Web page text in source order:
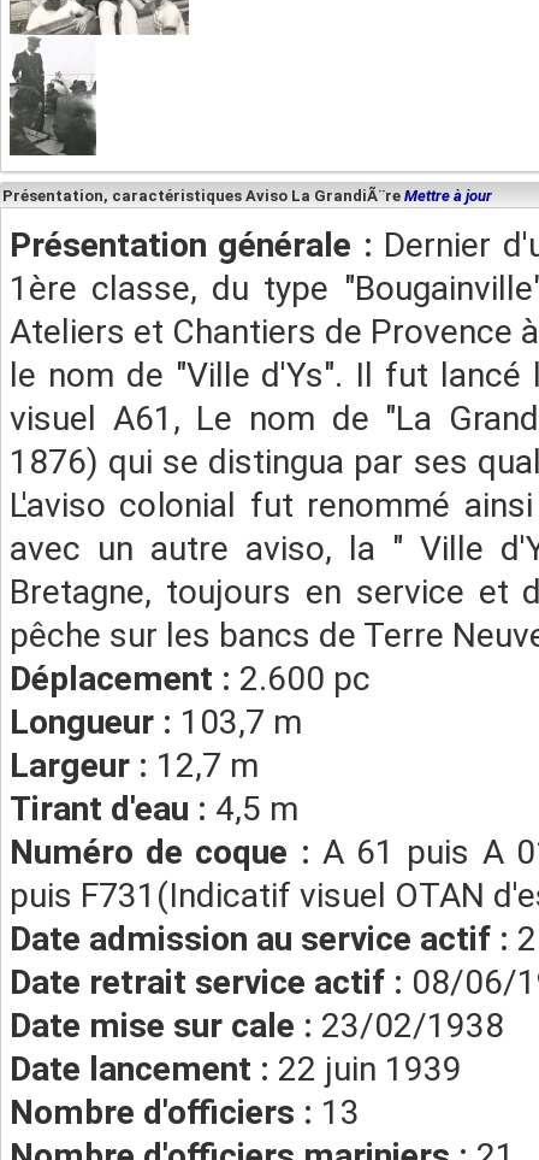
Présentation, caractéristiques Aviso La GrandiÃ¨re Mettre à jour
Présentation générale : Dernier
1ère classe, du type
Ateliers et Chantiers de Provence
le nom de "Ville d'Ys". Il fut
visuel A61, Le nom de "La
1876) qui se distingua par ses
L'aviso colonial fut renommé
avec un autre aviso, la " Ville
Bretagne, toujours en service et
pêche sur les bancs de Terre
Déplacement : 2.600 pc
Longueur : 103,7 m
Largeur : 12,7 m
Tirant d'eau : 4,5 m
Numéro de coque : A 61 puis A
puis F731(Indicatif visuel OTAN
Date admission au service actif :
Date retrait service actif : 08/06/
Date mise sur cale : 23/02/1938
Date lancement : 22 juin 1939
Nombre d'officiers : 13